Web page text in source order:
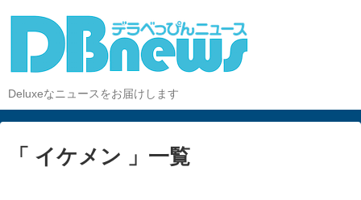
Deluxeなニュースをお届けします
「 イケメン 」一覧